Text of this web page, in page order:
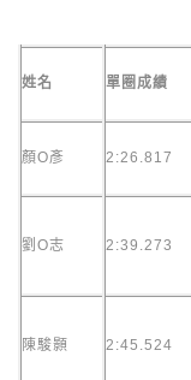
姓名 單圈成績
顏O彥 2:26.817
劉O志 2:39.273
陳駿顥 2:45.524